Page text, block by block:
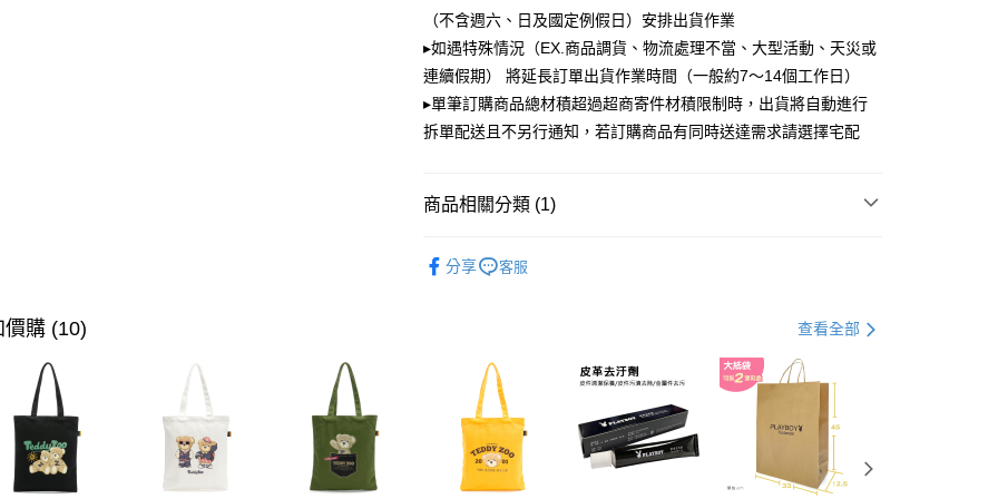
相關說明
【大哥付你分期使用說明】
1.本服務由台灣大哥大提供，台灣大哥大用戶可立即使用無須另外申請。
2.付款方式選擇「大哥付你分期」，訂單成立後會自動跳轉到大哥付的交易
流程，驗證手機門號後，選擇欲分期的期數、繳款截止日，確認付款後即
完成交易。
消。如遇「轉專審核」未通過狀況，表示未達大哥付你分期系統評分，恕
無法說明評估內容。
1.分期款項不併入電信帳單，「大哥付你分期」於每月結算日後寄送繳費提
醒簡訊。
1.本服務係由「台灣大哥大股份有限公司」（以下簡稱本公司）所提供，讓
用戶於交易時，得透過本服務購買商品或服務，並由商店將買賣／分期付
款買賣價金債權讓與本公司後，依約使用本公司帳單繳交帳款。
2.基於同意付款使用「大哥付你分期」之契約關係目的，商店將以您的個人
資料（包含姓名、電話或地址）提供予台灣大哥大進項蒐集、處理及利
用，由本公司與您本人進行分期帳單所需資料之確認、核對及更正。
3.完整用戶服務條款，請詳閱以下連結：
https://oppay.tw/userRule
ATM付款
運送方式
每筆NT$100，滿NT$900(含以上)免運費
付款後全家取貨
付款後萊爾富取貨
每筆NT$100，滿NT$700(含以上)免運費
7-11取貨付款
（不含週六、日及國定例假日）安排出貨作業
▸如遇特殊情況（EX.商品調貨、物流處理不當、大型活動、天災或
連續假期） 將延長訂單出貨作業時間（一般約7～14個工作日）
▸單筆訂購商品總材積超過超商寄件材積限制時，出貨將自動進行
拆單配送且不另行通知，若訂購商品有同時送達需求請選擇宅配
商品相關分類 (1)
分享
客服
價購 (10) 查看全部